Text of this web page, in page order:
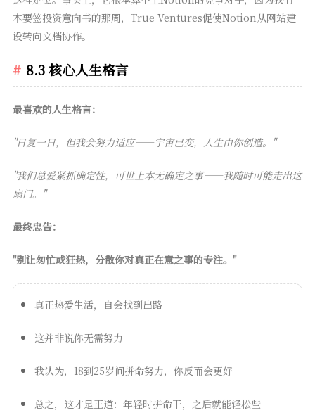
本要签投资意向书的那周，True Ventures促使Notion从网站建
设转向文档协作。
8.3 核心人生格言
最喜欢的人生格言：
"日复一日，但我会努力适应——宇宙已变，人生由你创造。"
"我们总爱紧抓确定性，可世上本无确定之事——我随时可能走出这
扇门。"
最终忠告：
"别让匆忙或狂热，分散你对真正在意之事的专注。"
真正热爱生活，自会找到出路
这并非说你无需努力
我认为，18到25岁间拼命努力，你反而会更好
总之，这才是正道：年轻时拼命干，之后就能轻松些